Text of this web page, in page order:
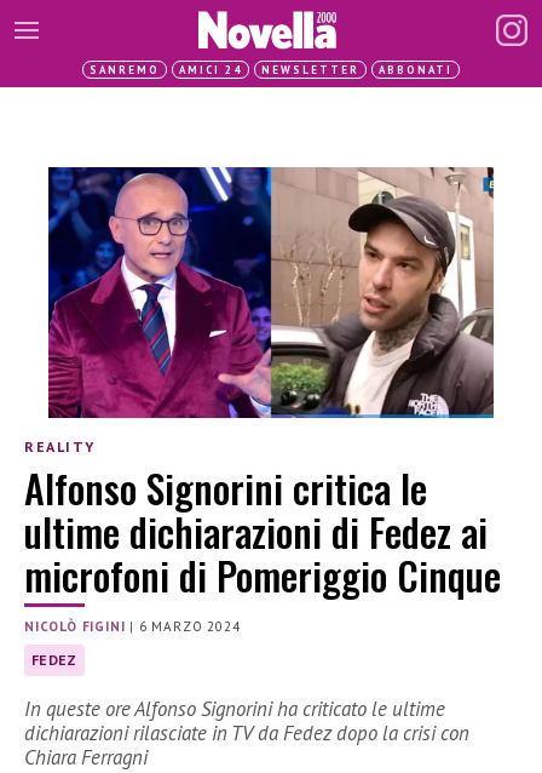
SANREMO AMICI 24 NEWSLETTER ABBONATI
REALITY
Alfonso Signorini critica le
ultime dichiarazioni di Fedez ai
microfoni di Pomeriggio Cinque
NICOLÒ FIGINI | 6 MARZO 2024
FEDEZ
In queste ore Alfonso Signorini ha criticato le ultime
dichiarazioni rilasciate in TV da Fedez dopo la crisi con
Chiara Ferragni